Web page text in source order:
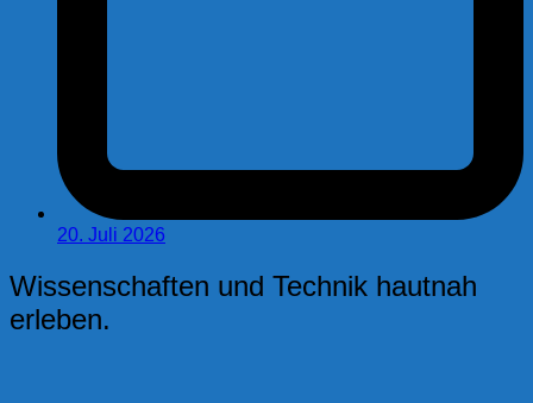
20. Juli 2026
Wissenschaften und Technik hautnah
erleben.